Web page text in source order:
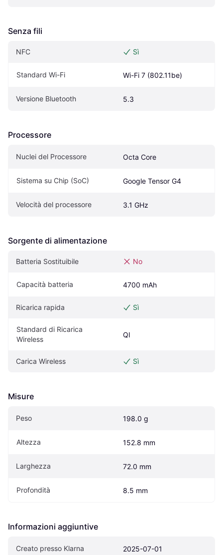
Senza fili
NFC Sì
Standard Wi-Fi Wi-Fi 7 (802.11be)
Versione Bluetooth 5.3
Processore
Nuclei del Processore Octa Core
Sistema su Chip (SoC) Google Tensor G4
Velocità del processore 3.1 GHz
Sorgente di alimentazione
Batteria Sostituibile No
Capacità batteria 4700 mAh
Ricarica rapida Sì
Standard di Ricarica
Wireless
QI
Carica Wireless Sì
Misure
Peso 198.0 g
Altezza 152.8 mm
Larghezza 72.0 mm
Profondità 8.5 mm
Informazioni aggiuntive
Creato presso Klarna 2025-07-01